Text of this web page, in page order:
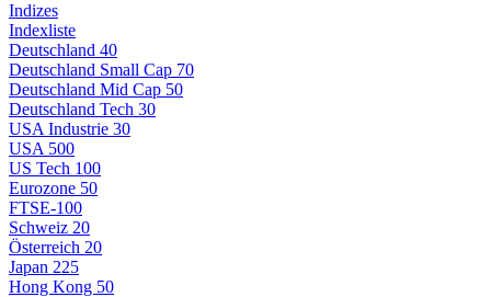
Indizes
Indexliste
Deutschland 40
Deutschland Small Cap 70
Deutschland Mid Cap 50
Deutschland Tech 30
USA Industrie 30
USA 500
US Tech 100
Eurozone 50
FTSE-100
Schweiz 20
Österreich 20
Japan 225
Hong Kong 50